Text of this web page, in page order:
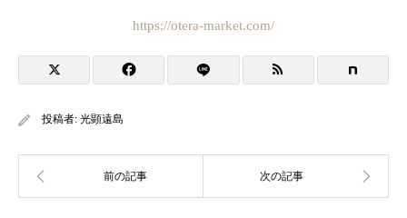
https://otera-market.com/
投稿者: 光顕遠島